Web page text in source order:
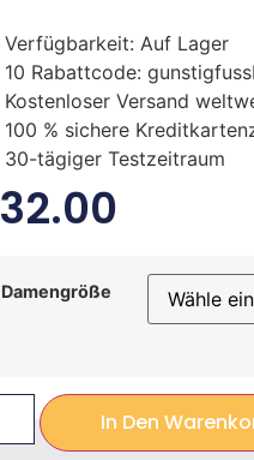
Verfügbarkeit: Auf Lager
10 Rabattcode:
Kostenloser Versand
100 % sichere
30-tägiger Testzeitraum
32.00
Damengröße
In Den